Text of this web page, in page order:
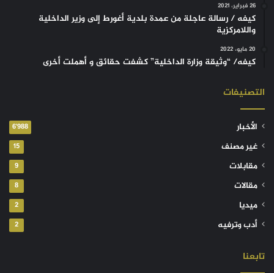
26 فبراير، 2021
كيفه / رسالة عاجلة من عمدة بلدية أغورط إلى وزير الداخلية
واللامركزية
20 مايو، 2022
كيفه/ “وثيقة وزارة الداخلية” كشفت حقائق و أهملت أخرى
التصنيفات
الأخبار 6٬988
غير مصنف 15
مقابلات 9
مقالات 8
ميديا 2
أدب وترفيه 2
تابعنا